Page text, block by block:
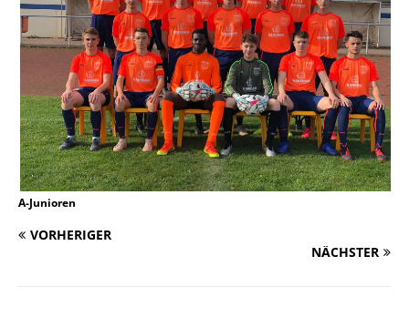
A-Junioren
VORHERIGER
NÄCHSTER